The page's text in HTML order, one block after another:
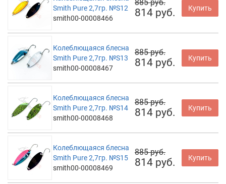
Smith Pure 2,7гр. №S12
smith00-00008466
885 руб.
814 руб. Купить
Колеблющаяся блесна
Smith Pure 2,7гр. №S13
smith00-00008467
885 руб.
814 руб. Купить
Колеблющаяся блесна
Smith Pure 2,7гр. №S14
smith00-00008468
885 руб.
814 руб. Купить
Колеблющаяся блесна
Smith Pure 2,7гр. №S15
smith00-00008469
885 руб.
814 руб. Купить